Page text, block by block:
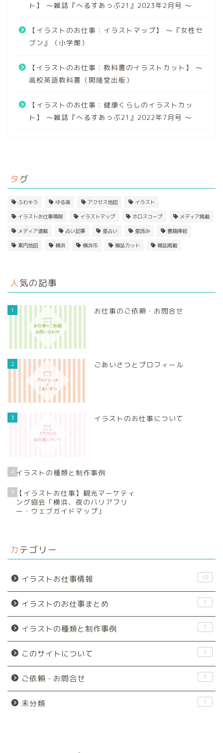
ト】 〜雑誌『へるすあっぷ21』2023年2月号 〜
【イラストのお仕事：イラストマップ】 〜『女性セ
ブン』（小学館）
【イラストのお仕事：教科書のイラストカット】 〜
高校英語教科書（開隆堂出版）
【イラストのお仕事：健康くらしのイラストカッ
ト】 〜雑誌『へるすあっぷ21』2022年7月号 〜
タグ
ふわキラ ゆる画 アクセス地図 イラスト
イラストお仕事情報 イラストマップ ホロスコープ メディア掲載
メディア連載 占い記事 星占い 星読み 書籍挿絵
案内地図 横浜 横浜市 雑誌カット 雑誌掲載
人気の記事
1 お仕事のご依頼・お問合せ
2 ごあいさつとプロフィール
3 イラストのお仕事について
4 イラストの種類と制作事例
5
【イラストお仕事】観光マーケティ
ング協会「横浜、夜のバリアフリ
ー・ウェブガイドマップ」
カテゴリー
イラストお仕事情報 18
イラストのお仕事まとめ 1
イラストの種類と制作事例 1
このサイトについて 1
ご依頼・お問合せ 1
未分類 1